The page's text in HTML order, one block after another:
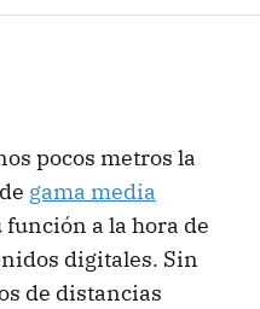
pocos metros la
de gama media
a la hora de
digitales. Sin
de distancias